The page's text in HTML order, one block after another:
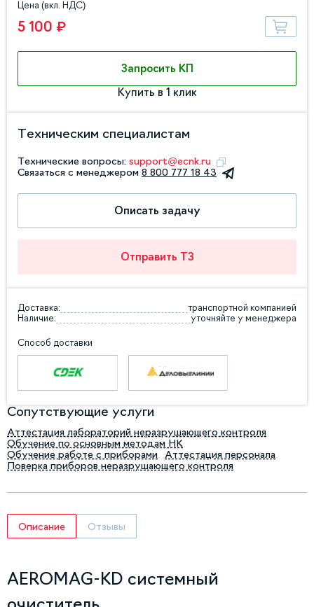
Цена (вкл. НДС)
5 100 ₽
Запросить КП
Купить в 1 клик
Техническим специалистам
Технические вопросы: support@ecnk.ru
Связаться с менеджером 8 800 777 18 43
Описать задачу
Отправить ТЗ
Доставка:
транспортной компанией
Наличие:
уточняйте у менеджера
Способ доставки
Сопутствующие услуги
Аттестация лабораторий неразрушающего контроля
Обучение по основным методам НК
Обучение работе с приборами
Аттестация персонала
Поверка приборов неразрушающего контроля
Описание Отзывы
AEROMAG-KD системный